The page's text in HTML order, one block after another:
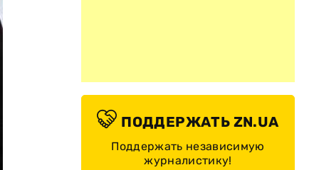
ПОДДЕРЖАТЬ ZN.UA
Поддержать независимую
журналистику!